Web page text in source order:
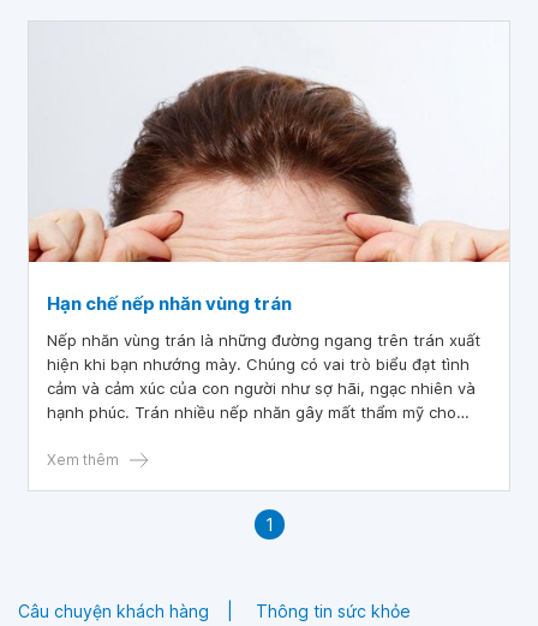
Hạn chế nếp nhăn vùng trán
Nếp nhăn vùng trán là những đường ngang trên trán xuất
hiện khi bạn nhướng mày. Chúng có vai trò biểu đạt tình
cảm và cảm xúc của con người như sợ hãi, ngạc nhiên và
hạnh phúc. Trán nhiều nếp nhăn gây mất thẩm mỹ cho
Xem thêm
1
Câu chuyện khách hàng Thông tin sức khỏe